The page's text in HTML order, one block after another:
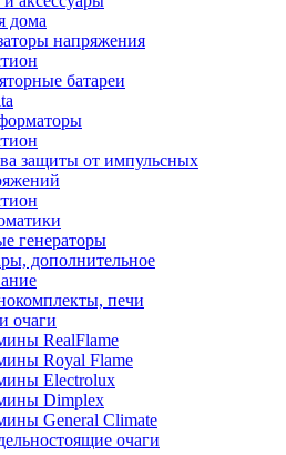
дома
напряжения
батареи
защиты от импульсных
генераторы
дополнительное
печи
очаги
RealFlame
Royal Flame
Electrolux
Dimplex
General Climate
очаги